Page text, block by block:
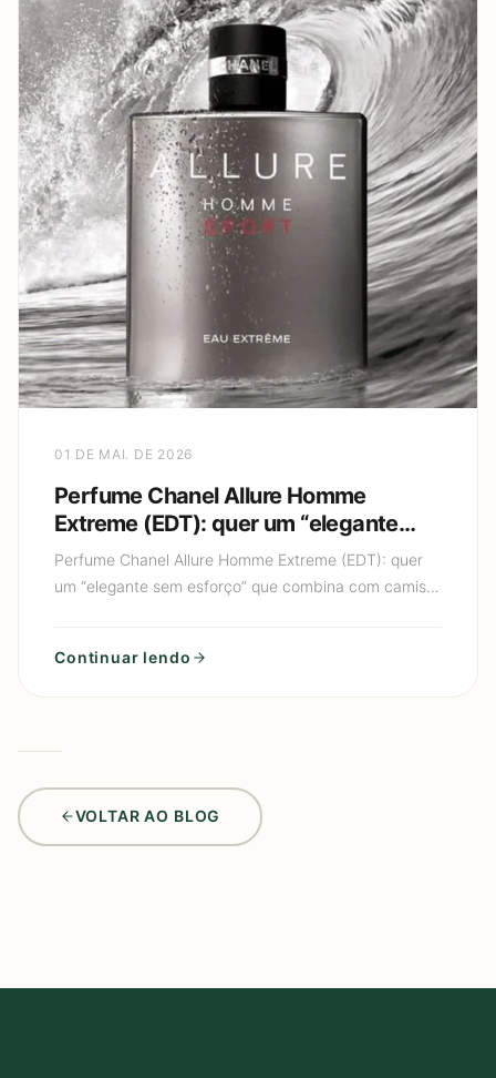
01 DE MAI. DE 2026
Perfume Chanel Allure Homme
Extreme (EDT): quer um “elegante
sem esforço” que combina com
camisa social e também com jeans?
Perfume Chanel Allure Homme Extreme (EDT): quer
um “elegante sem esforço” que combina com camisa
Continuar lendo
VOLTAR AO BLOG